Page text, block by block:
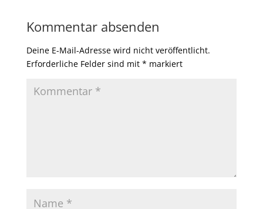
Kommentar absenden
Deine E-Mail-Adresse wird nicht veröffentlicht.
Erforderliche Felder sind mit * markiert